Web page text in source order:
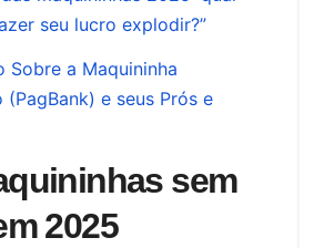
seu lucro explodir?”
Sobre a Maquininha
(PagBank) e seus Prós e
sem
2025